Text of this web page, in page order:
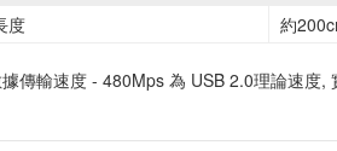
度
約
傳輸速度 - 480Mps 為 USB 2.0理論速度